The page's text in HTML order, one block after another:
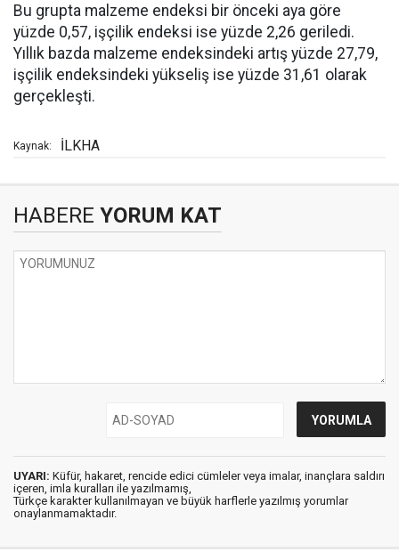
Bu grupta malzeme endeksi bir önceki aya göre
yüzde 0,57, işçilik endeksi ise yüzde 2,26 geriledi.
Yıllık bazda malzeme endeksindeki artış yüzde 27,79,
işçilik endeksindeki yükseliş ise yüzde 31,61 olarak
gerçekleşti.
Kaynak: İLKHA
HABERE YORUM KAT
UYARI: Küfür, hakaret, rencide edici cümleler veya imalar, inançlara saldırı
içeren, imla kuralları ile yazılmamış,
Türkçe karakter kullanılmayan ve büyük harflerle yazılmış yorumlar
onaylanmamaktadır.